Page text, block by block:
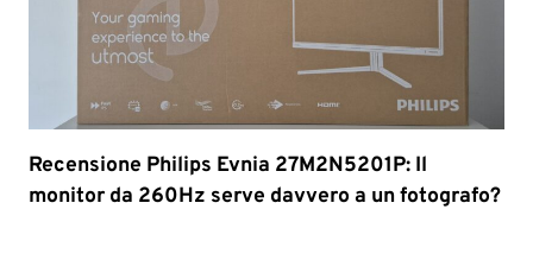
Recensione Philips Evnia 27M2N5201P: Il
monitor da 260Hz serve davvero a un fotografo?